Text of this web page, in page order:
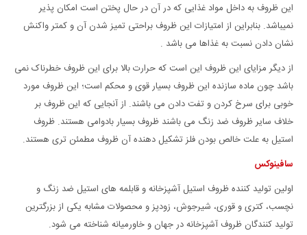
این ظروف به داخل مواد غذایی که در آن در حال پختن است امکان پذیر
نمیباشد. بنابراین از امتیازات این ظروف براحتی تمیز شدن آن و کمتر واکنش
نشان دادن نسبت به غذاها می باشد .
از دیگر مزایای این ظروف این است که حرارت بالا برای این ظروف خطرناک نمی
باشد چون ماده سازنده این ظروف بسیار قوی و محکم است؛ این ظروف مورد
خوبی برای سرخ کردن و تفت دادن می باشند. از آنجایی که این ظروف بر
خلاف سایر ظروف ضد زنگ می باشند ظروف بسیار بادوامی هستند. ظروف
استیل به علت خالص بودن فلز تشکیل دهنده آن ظروف مطمئن تری هستند.
سافینوکس
اولین تولید کننده ظروف استیل آشپزخانه و قابلمه های استیل ضد زنگ و
نچسب، کتری و قوری، شیرجوش، زودپز و محصولات مشابه یکی از بزرگترین
تولید کنندگان ظروف آشپزخانه در جهان و خاورمیانه شناخته می شود.